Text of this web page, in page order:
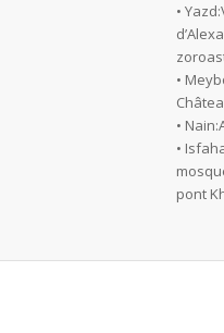
• Yazd:
•
• Nain:
•
pont